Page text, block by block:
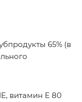
65% (в
витамин Е 80